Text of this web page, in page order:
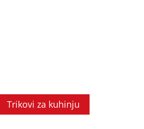
Trikovi za kuhinju